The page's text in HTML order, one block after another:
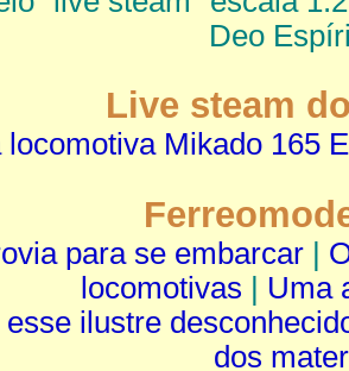
Deo
Live steam
locomotiva Mikado 165
para se embarcar
locomotivas
Uma
esse ilustre
dos